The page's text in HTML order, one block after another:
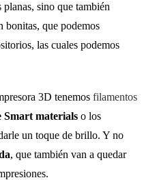
sino que también
bonitas, que podemos
las cuales podemos
3D tenemosfilamentos
Smart materials o los
un toque de brillo. Y no
, que también van a quedar